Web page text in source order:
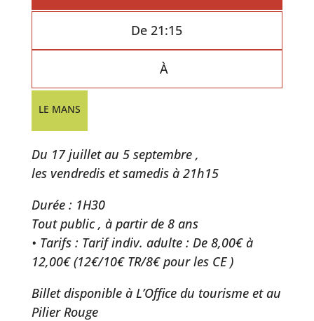
De 21:15
À
LE MANS
Du 17 juillet au 5 septembre ,
les vendredis et samedis à 21h15
Durée : 1H30
Tout public , à partir de 8 ans
• Tarifs : Tarif indiv. adulte : De 8,00€ à
12,00€ (12€/10€ TR/8€ pour les CE )
Billet disponible à L’Office du tourisme et au
Pilier Rouge